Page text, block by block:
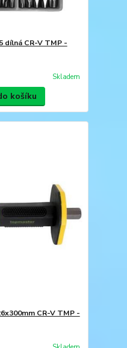
dílná CR-V TMP -
Skladem
košíku
CR-V TMP -